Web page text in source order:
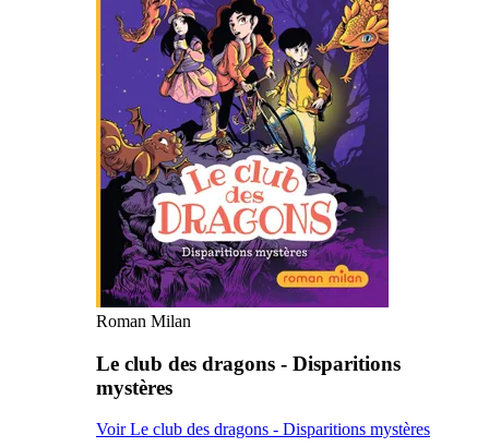
Roman Milan
Le club des dragons - Disparitions
mystères
Voir Le club des dragons - Disparitions mystères